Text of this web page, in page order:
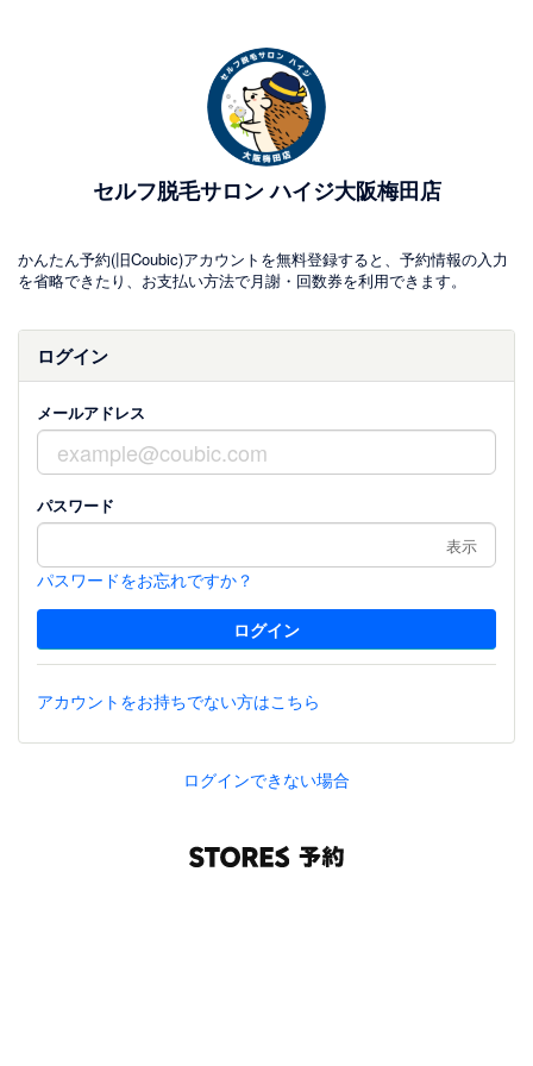
セルフ脱毛サロン ハイジ大阪梅田店
かんたん予約(旧Coubic)アカウントを無料登録すると、予約情報の入力
を省略できたり、お支払い方法で月謝・回数券を利用できます。
ログイン
メールアドレス
パスワード
表示
パスワードをお忘れですか？
アカウントをお持ちでない方はこちら
ログインできない場合